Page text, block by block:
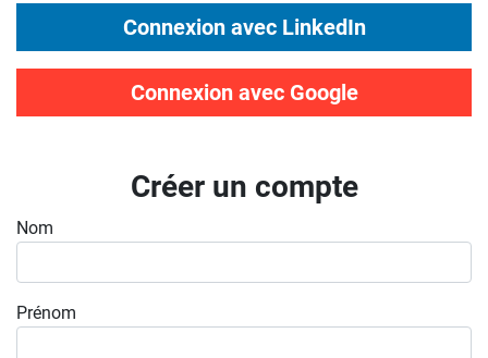
Conseils carrière
Métiers
Nos chroniques
Publiez une offre d'emploi
Connexion avec LinkedIn
Connexion avec Google
Créer un compte
Nom
Prénom